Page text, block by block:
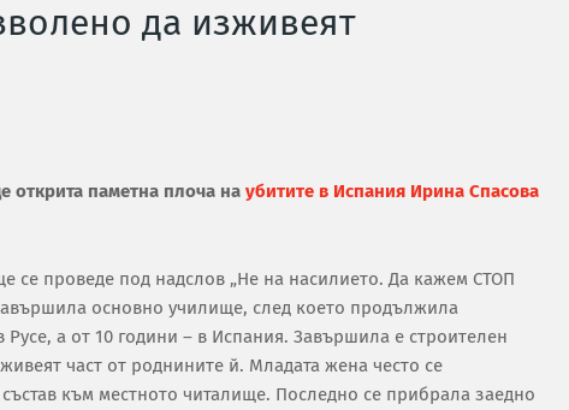
да изживеят
открита паметна плоча на убитите в Испания Ирина Спасова
се проведе под надслов „Не на насилието. Да кажем СТОП
основно училище, след което продължила
а от 10 години – в Испания. Завършила е строителен
част от роднините й. Младата жена често се
към местното читалище. Последно се прибрала заедно